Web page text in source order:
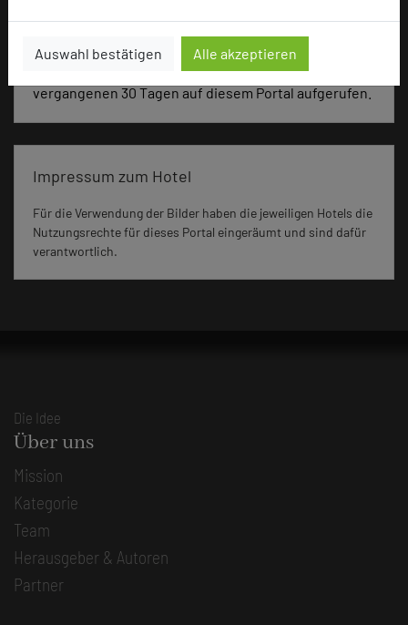
Auswahl bestätigen Alle akzeptieren
3407 Seiten dieses Hotels wurden in den
vergangenen 30 Tagen auf diesem Portal aufgerufen.
Impressum zum Hotel
Für die Verwendung der Bilder haben die jeweiligen Hotels die
Nutzungsrechte für dieses Portal eingeräumt und sind dafür
verantwortlich.
Die Idee
Über uns
Mission
Kategorie
Team
Herausgeber & Autoren
Partner